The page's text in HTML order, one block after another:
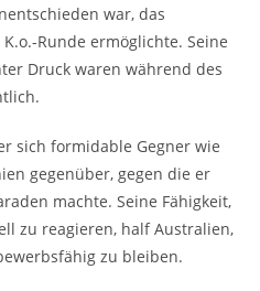
war, das
Runde ermöglichte. Seine
Druck waren während des
sich formidable Gegner wie
gegenüber, gegen die er
machte. Seine Fähigkeit,
zu reagieren, half Australien,
zu bleiben.